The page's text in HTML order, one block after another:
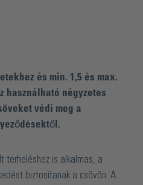
és min. 1,5 és max.
használható négyzetes
védi meg a
terheléshez is alkalmas, a
biztosítanak a csövön. A